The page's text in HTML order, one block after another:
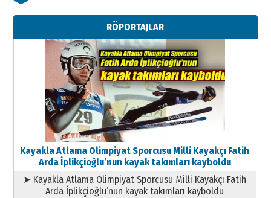
Metin Külünk: Aileyi Korumak
Geleceği Korumaktır
11 Mayıs 2026 Pazartesi
RÖPORTAJLAR
Kayakla Atlama Olimpiyat Sporcusu Milli Kayakçı Fatih
Arda İplikçioğlu’nun kayak takımları kayboldu
➤ Kayakla Atlama Olimpiyat Sporcusu Milli Kayakçı Fatih
Arda İplikçioğlu’nun kayak takımları kayboldu